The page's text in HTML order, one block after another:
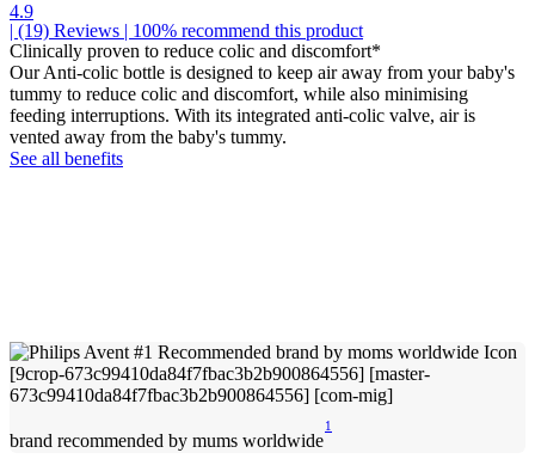
4.9
| (19) Reviews | 100% recommend this product
Clinically proven to reduce colic and discomfort*
Our Anti-colic bottle is designed to keep air away from your baby's
tummy to reduce colic and discomfort, while also minimising
feeding interruptions. With its integrated anti-colic valve, air is
vented away from the baby's tummy.
See all benefits
brand recommended by mums worldwide
1